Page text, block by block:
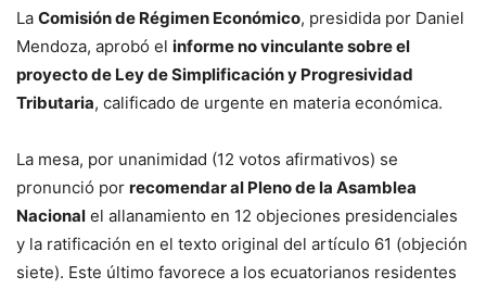
La Comisión de Régimen Económico, presidida por Daniel
Mendoza, aprobó el informe no vinculante sobre el
proyecto de Ley de Simplificación y Progresividad
Tributaria, calificado de urgente en materia económica.
La mesa, por unanimidad (12 votos afirmativos) se
pronunció por recomendar al Pleno de la Asamblea
Nacional el allanamiento en 12 objeciones presidenciales
y la ratificación en el texto original del artículo 61 (objeción
siete). Este último favorece a los ecuatorianos residentes